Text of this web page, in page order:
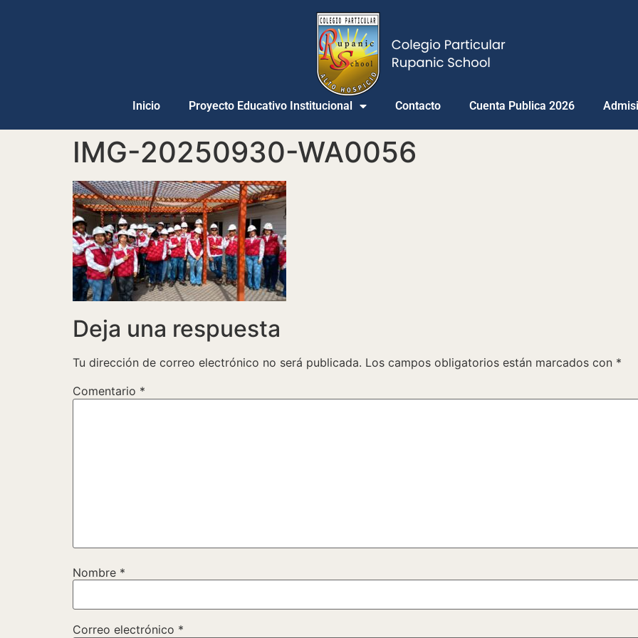
Inicio Proyecto Educativo Institucional Contacto Cuenta Publica 2026
IMG-20250930-WA0056
Deja una respuesta
Tu dirección de correo electrónico no será publicada. Los campos obligatorios están marcados con *
Comentario *
Nombre *
Correo electrónico *